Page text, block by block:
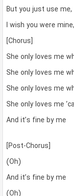
But you just use
I wish you were
[Chorus]
She only loves me
She only loves me
She only loves me
She only loves me
And it’s fine by me
[Post-Chorus]
(Oh)
And it’s fine by me
(Oh)